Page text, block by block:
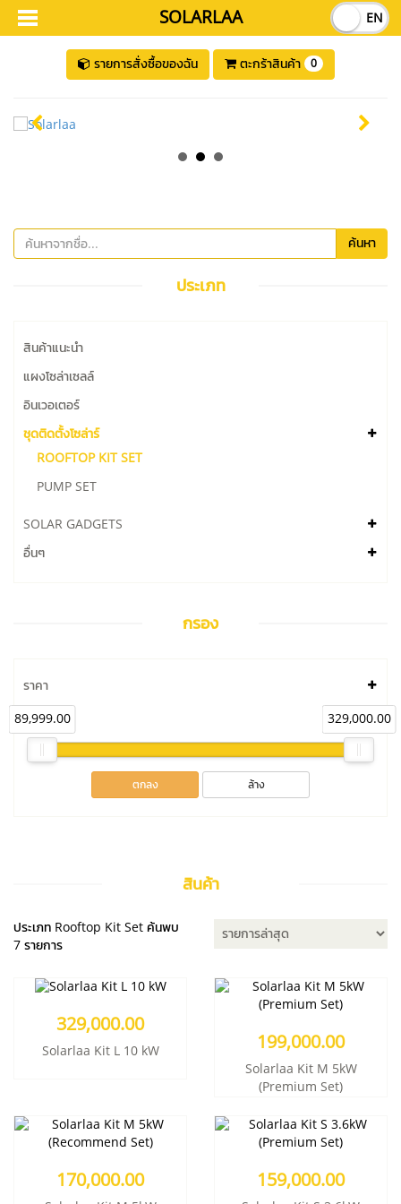
SOLARLAA EN
รายการสั่งซื้อของฉัน ตะกร้าสินค้า 0
ค้นหา
ประเภท
สินค้าแนะนำ
แผงโซล่าเซลล์
อินเวอเตอร์
ชุดติดตั้งโซล่าร์
ROOFTOP KIT SET
PUMP SET
SOLAR GADGETS
อื่นๆ
กรอง
ราคา
89,999.00
329,000.00
ตกลง ล้าง
สินค้า
ประเภท Rooftop Kit Set ค้นพบ
7 รายการ
329,000.00
Solarlaa Kit L 10 kW
Solarlaa Kit L 10 kW
199,000.00
Solarlaa Kit M 5kW
(Premium Set)
170,000.00
170,000.00
Solarlaa Kit M 5kW
(Recommend Set)
159,000.00
Solarlaa Kit S 3.6kW (Premium
Set)
เพิ่มเข้าตะกร้า
Solarlaa Kit S 3.6kW
(Recommend Set)
Solarlaa Kit XS 3kW (Premium
Set)